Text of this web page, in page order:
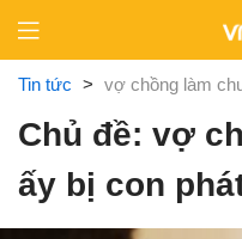
content
Tin tức > vợ chồng làm
Chủ đề: vợ
ấy bị con